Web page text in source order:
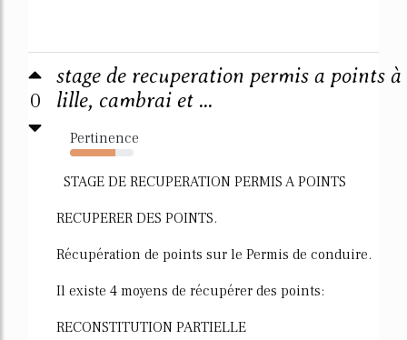
0
stage de recuperation permis a points à
lille, cambrai et ...
Pertinence
72%
STAGE DE RECUPERATION PERMIS A POINTS
RECUPERER DES POINTS.
Récupération de points sur le Permis de conduire.
Il existe 4 moyens de récupérer des points:
RECONSTITUTION PARTIELLE